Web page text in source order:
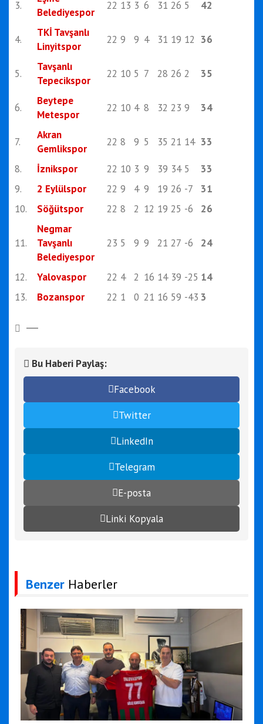
3.
Belediyespor
22 13 3 6 31 26 5 42
4.
TKİ Tavşanlı
Linyitspor
22 9 9 4 31 19 12 36
5.
Tavşanlı
Tepecikspor
22 10 5 7 28 26 2 35
6.
Beytepe
Metespor
22 10 4 8 32 23 9 34
7.
Akran
Gemlikspor
22 8 9 5 35 21 14 33
8. İznikspor 22 10 3 9 39 34 5
33
9.
2 Eylülspor 22 9 4 9 19 26 -7
31
10.
Söğütspor 22 8 2 12 19 25 -6 26
11.
Negmar
Tavşanlı
Belediyespor
23 5 9 9 21 27 -6 24
12. Yalovaspor 22 4 2 16 14 39 -25 14
13.
Bozanspor 22 1 0 21 16 59 -43 3
Bu Haberi Paylaş:
Facebook
Twitter
LinkedIn
Telegram
E-posta
Linki Kopyala
Benzer Haberler